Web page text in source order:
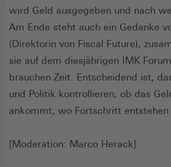
wird Geld ausgegeben und nach
Am Ende steht auch ein Gedanke
(Direktorin von Fiscal Future),
sie auf dem diesjährigen IMK
brauchen Zeit. Entscheidend ist,
und Politik kontrollieren, ob das
ankommt, wo Fortschritt entstehen
[Moderation: Marco Herack]